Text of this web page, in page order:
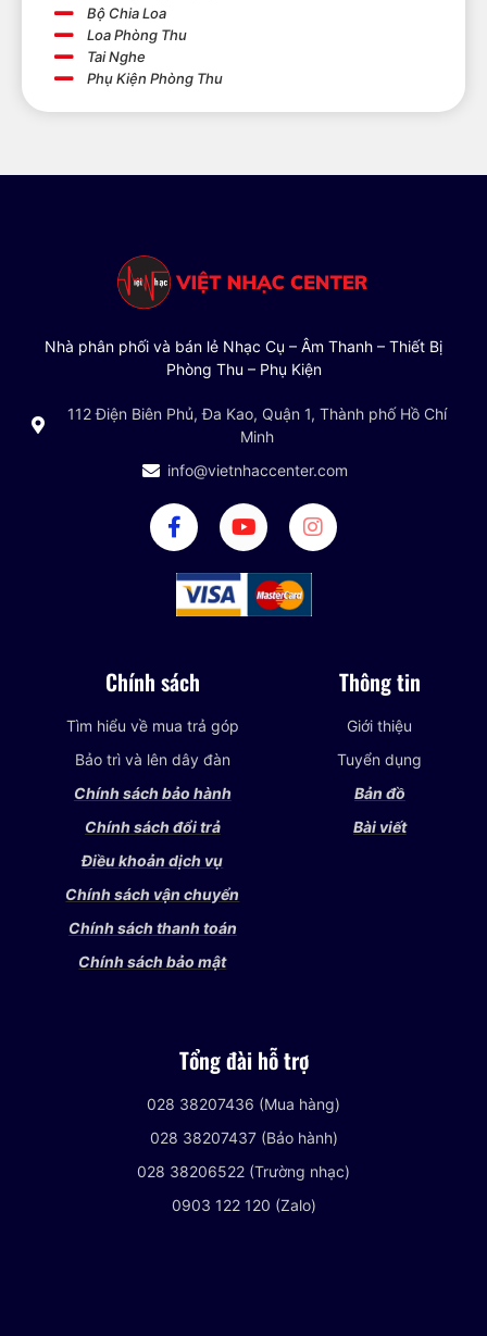
Bộ Chia Loa
Loa Phòng Thu
Tai Nghe
Phụ Kiện Phòng Thu
Nhà phân phối và bán lẻ Nhạc Cụ – Âm Thanh – Thiết Bị
Phòng Thu – Phụ Kiện
112 Điện Biên Phủ, Đa Kao, Quận 1, Thành phố Hồ Chí
Minh
info@vietnhaccenter.com
Chính sách
Tìm hiểu về mua trả góp
Bảo trì và lên dây đàn
Chính sách bảo hành
Chính sách đổi trả
Điều khoản dịch vụ
Chính sách vận chuyển
Chính sách thanh toán
Chính sách bảo mật
Thông tin
Giới thiệu
Tuyển dụng
Bản đồ
Bài viết
Tổng đài hỗ trợ
028 38207436 (Mua hàng)
028 38207437 (Bảo hành)
028 38206522 (Trường nhạc)
0903 122 120 (Zalo)